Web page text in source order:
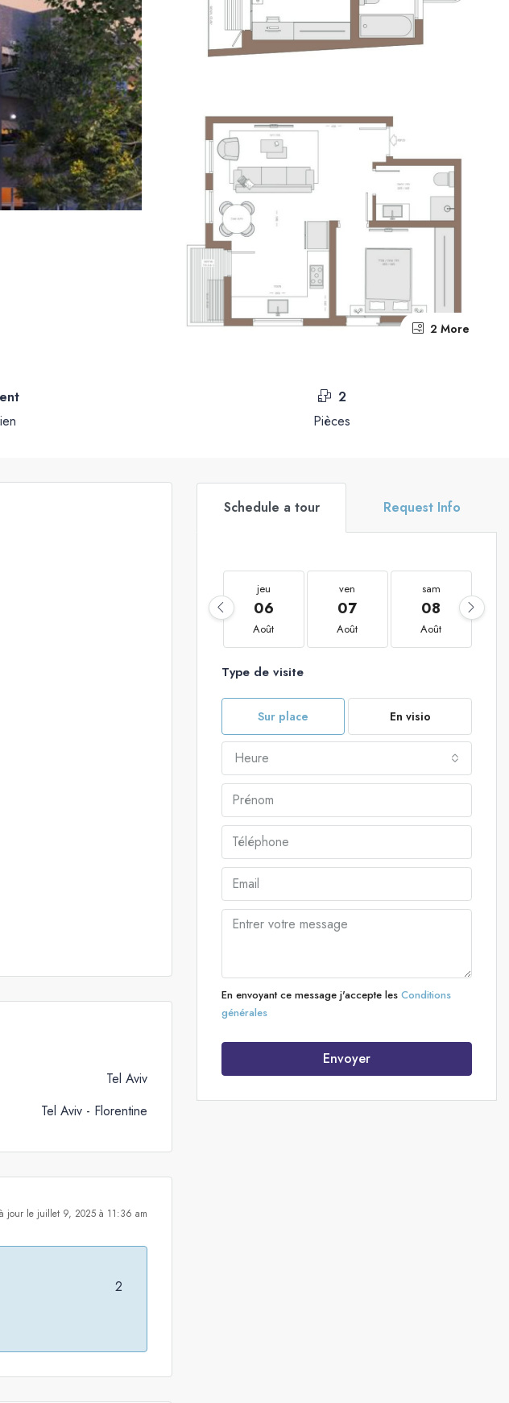
2 More
2
Pièces
Tel Aviv
Tel Aviv - Florentine
jour le juillet 9, 2025 à 11:36 am
2
Schedule a tour Request Info
jeu
06
Août
ven
07
Août
sam
08
Août
Type de visite
Sur place En visio
Heure
En envoyant ce message j'accepte les Conditions
générales
Envoyer